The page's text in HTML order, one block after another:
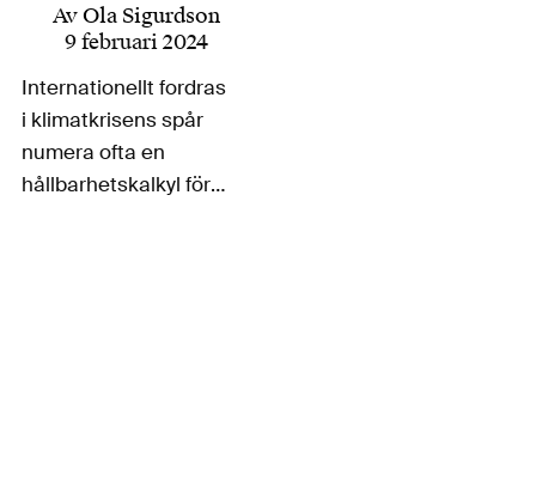
AvOla Sigurdson
9 februari 2024
Internationellt fordras
i klimatkrisens spår
numera ofta en
hållbarhetskalkyl för